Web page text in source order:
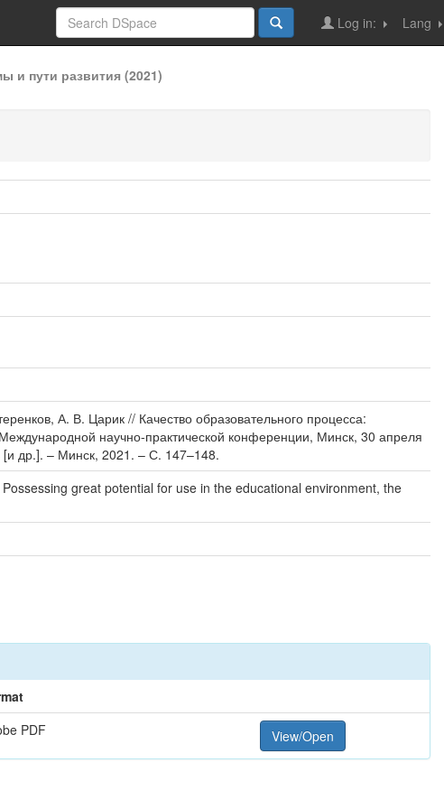
Lang
Log in:
и пути развития (2021)
А. В. Царик // Качество образовательного процесса:
научно-практической конференции, Минск, 30 апреля
[и др.]. – Минск, 2021. – С. 147–148.
great potential for use in the educational environment, the
PDF View/Open